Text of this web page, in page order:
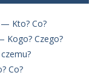
Kto? Co?
Czego?
Co?